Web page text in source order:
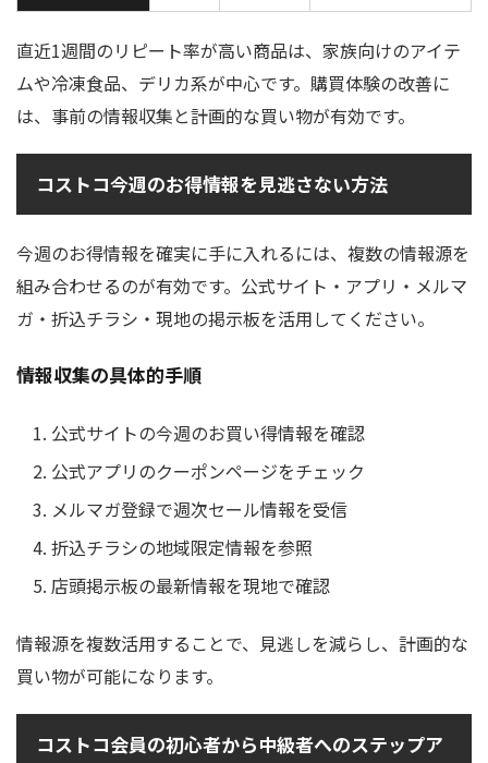
直近1週間のリピート率が高い商品は、家族向けのアイテ
ムや冷凍食品、デリカ系が中心です。購買体験の改善に
は、事前の情報収集と計画的な買い物が有効です。
コストコ今週のお得情報を見逃さない方法
今週のお得情報を確実に手に入れるには、複数の情報源を
組み合わせるのが有効です。公式サイト・アプリ・メルマ
ガ・折込チラシ・現地の掲示板を活用してください。
情報収集の具体的手順
公式サイトの今週のお買い得情報を確認
公式アプリのクーポンページをチェック
メルマガ登録で週次セール情報を受信
折込チラシの地域限定情報を参照
店頭掲示板の最新情報を現地で確認
情報源を複数活用することで、見逃しを減らし、計画的な
買い物が可能になります。
コストコ会員の初心者から中級者へのステップア